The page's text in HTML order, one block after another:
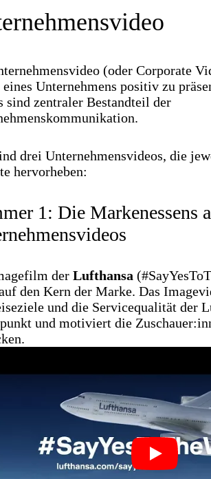
(oder Corporate
Unternehmens positiv zu
sind zentraler Bestandteil der
drei Unternehmensvideos, die
hervorheben:
1: Die Markenessens
der Lufthansa
den Kern der Marke. Das
und die Servicequalität der
und motiviert die
Play